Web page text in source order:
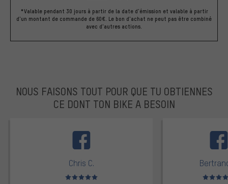
*Valable pendant 30 jours à partir de la date d'émission et valable à partir
d'un montant de commande de 60€. Le bon d'achat ne peut pas être combiné
avec d'autres actions.
NOUS FAISONS TOUT POUR QUE TU OBTIENNES
CE DONT TON BIKE A BESOIN
Chris C.
Note moyenne : 5 sur 5 Note